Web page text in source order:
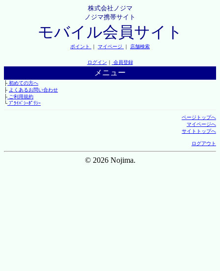
株式会社ノジマ
ノジマ携帯サイト
モバイル会員サイト
ポイント ｜ マイページ ｜ 店舗検索
ログイン ｜ 会員登録
メニュー
├初めての方へ
├ よくあるお問い合わせ
├ご利用規約
└ﾌﾟﾗｲﾊﾞｼｰﾎﾟﾘｼｰ
ページトップへ
マイページへ
サイトトップへ
ログアウト
© 2026 Nojima.